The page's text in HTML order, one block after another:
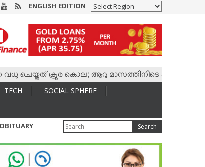
ENGLISH EDITION
ചെയ്തത് ക്രൂര കൊല; ആറു മാസത്തിനിടെ കാമുകനുമായി
TECH
SOCIAL SPHERE
OBITUARY Search